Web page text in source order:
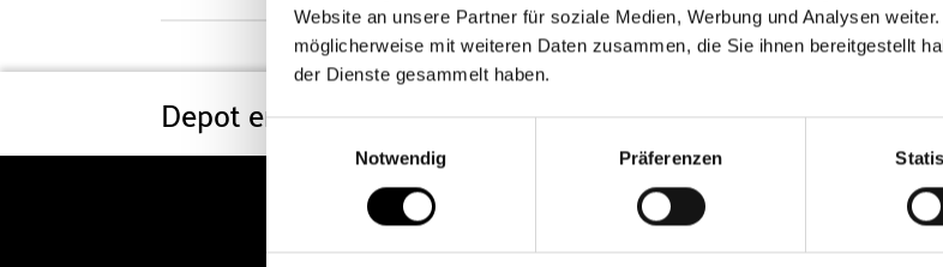
Website an unsere Partner für soziale Medien, Werbung und Analysen
möglicherweise mit weiteren Daten zusammen, die Sie ihnen bereitgestellt
der Dienste gesammelt haben.
Einwilligungsauswahl
Notwendig
Präferenzen
Depot eröffnen Konditionen Fonds FAQ